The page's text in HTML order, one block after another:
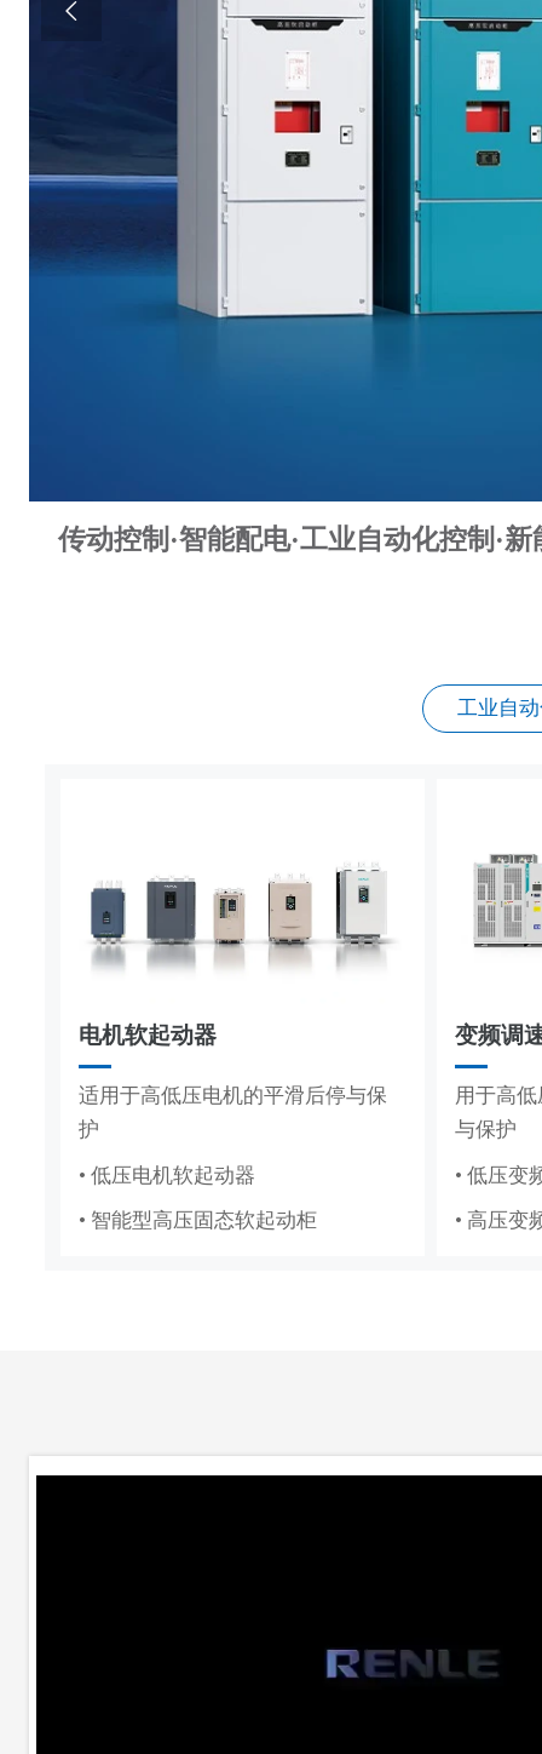

传动控制·智能配电·工业自动化控制·
工业自
电机软起动器
适用于高低压电机的平滑后停与保
护
• 低压电机软起动器
• 智能型高压固态软起动柜
变频调
用于高
与保护
• 低压变
• 高压变
成套电器
高低压成套配电柜体，适配工厂、
电网、新能源多场景配电
• 低压成套
• 高压成套
传动控制
覆盖造纸、复卷、轧钢全场景传动
控制系统
• 造纸机传动控制系统
• 复卷机传动控制系统
DCS
适配纸
制系统
• 纸浆造
• 水利工
集装箱式储能系统
标准化集成储能，适配大型电站储
能场景
工商业
分布式
求